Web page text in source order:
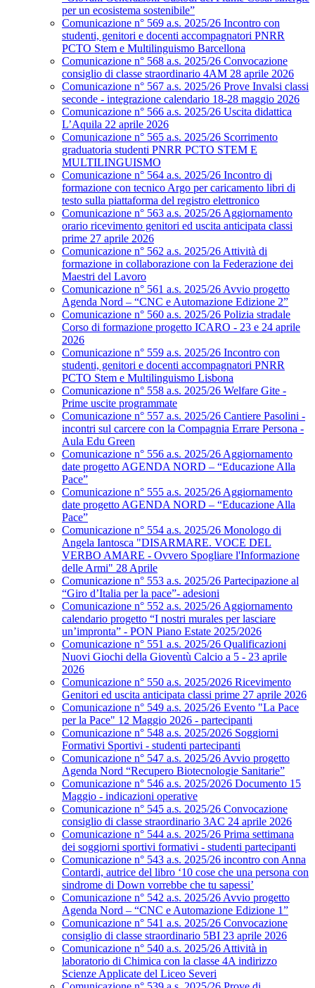
per un ecosistema sostenibile”
Comunicazione n° 569 a.s. 2025/26 Incontro con
studenti, genitori e docenti accompagnatori PNRR
PCTO Stem e Multilinguismo Barcellona
Comunicazione n° 568 a.s. 2025/26 Convocazione
consiglio di classe straordinario 4AM 28 aprile 2026
Comunicazione n° 567 a.s. 2025/26 Prove Invalsi classi
seconde - integrazione calendario 18-28 maggio 2026
Comunicazione n° 566 a.s. 2025/26 Uscita didattica
L’Aquila 22 aprile 2026
Comunicazione n° 565 a.s. 2025/26 Scorrimento
graduatoria studenti PNRR PCTO STEM E
MULTILINGUISMO
Comunicazione n° 564 a.s. 2025/26 Incontro di
formazione con tecnico Argo per caricamento libri di
testo sulla piattaforma del registro elettronico
Comunicazione n° 563 a.s. 2025/26 Aggiornamento
orario ricevimento genitori ed uscita anticipata classi
prime 27 aprile 2026
Comunicazione n° 562 a.s. 2025/26 Attività di
formazione in collaborazione con la Federazione dei
Maestri del Lavoro
Comunicazione n° 561 a.s. 2025/26 Avvio progetto
Agenda Nord – “CNC e Automazione Edizione 2”
Comunicazione n° 560 a.s. 2025/26 Polizia stradale
Corso di formazione progetto ICARO - 23 e 24 aprile
2026
Comunicazione n° 559 a.s. 2025/26 Incontro con
studenti, genitori e docenti accompagnatori PNRR
PCTO Stem e Multilinguismo Lisbona
Comunicazione n° 558 a.s. 2025/26 Welfare Gite -
Prime uscite programmate
Comunicazione n° 557 a.s. 2025/26 Cantiere Pasolini -
incontri sul carcere con la Compagnia Errare Persona -
Aula Edu Green
Comunicazione n° 556 a.s. 2025/26 Aggiornamento
date progetto AGENDA NORD – “Educazione Alla
Pace”
Comunicazione n° 555 a.s. 2025/26 Aggiornamento
date progetto AGENDA NORD – “Educazione Alla
Pace”
Comunicazione n° 554 a.s. 2025/26 Monologo di
Angela Iantosca "DISARMARE. VOCE DEL
VERBO AMARE - Ovvero Spogliare l'Informazione
delle Armi" 28 Aprile
Comunicazione n° 553 a.s. 2025/26 Partecipazione al
“Giro d’Italia per la pace”- adesioni
Comunicazione n° 552 a.s. 2025/26 Aggiornamento
calendario progetto “I nostri murales per lasciare
un’impronta” - PON Piano Estate 2025/2026
Comunicazione n° 551 a.s. 2025/26 Qualificazioni
Nuovi Giochi della Gioventù Calcio a 5 - 23 aprile
2026
Comunicazione n° 550 a.s. 2025/2026 Ricevimento
Genitori ed uscita anticipata classi prime 27 aprile 2026
Comunicazione n° 549 a.s. 2025/26 Evento "La Pace
per la Pace" 12 Maggio 2026 - partecipanti
Comunicazione n° 548 a.s. 2025/2026 Soggiorni
Formativi Sportivi - studenti partecipanti
Comunicazione n° 547 a.s. 2025/26 Avvio progetto
Agenda Nord “Recupero Biotecnologie Sanitarie”
Comunicazione n° 546 a.s. 2025/2026 Documento 15
Maggio - indicazioni operative
Comunicazione n° 545 a.s. 2025/26 Convocazione
consiglio di classe straordinario 3AC 24 aprile 2026
Comunicazione n° 544 a.s. 2025/26 Prima settimana
dei soggiorni sportivi formativi - studenti partecipanti
Comunicazione n° 543 a.s. 2025/26 incontro con Anna
Contardi, autrice del libro ‘10 cose che una persona con
sindrome di Down vorrebbe che tu sapessi’
Comunicazione n° 542 a.s. 2025/26 Avvio progetto
Agenda Nord – “CNC e Automazione Edizione 1”
Comunicazione n° 541 a.s. 2025/26 Convocazione
consiglio di classe straordinario 5BI 23 aprile 2026
Comunicazione n° 540 a.s. 2025/26 Attività in
laboratorio di Chimica con la classe 4A indirizzo
Scienze Applicate del Liceo Severi